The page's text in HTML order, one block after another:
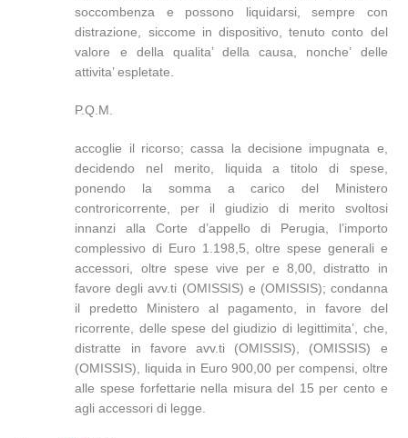
soccombenza e possono liquidarsi, sempre con
distrazione, siccome in dispositivo, tenuto conto del
valore e della qualita’ della causa, nonche’ delle
attivita’ espletate.
P.Q.M.
accoglie il ricorso; cassa la decisione impugnata e,
decidendo nel merito, liquida a titolo di spese,
ponendo la somma a carico del Ministero
controricorrente, per il giudizio di merito svoltosi
innanzi alla Corte d’appello di Perugia, l’importo
complessivo di Euro 1.198,5, oltre spese generali e
accessori, oltre spese vive per e 8,00, distratto in
favore degli avv.ti (OMISSIS) e (OMISSIS); condanna
il predetto Ministero al pagamento, in favore del
ricorrente, delle spese del giudizio di legittimita’, che,
distratte in favore avv.ti (OMISSIS), (OMISSIS) e
(OMISSIS), liquida in Euro 900,00 per compensi, oltre
alle spese forfettarie nella misura del 15 per cento e
agli accessori di legge.